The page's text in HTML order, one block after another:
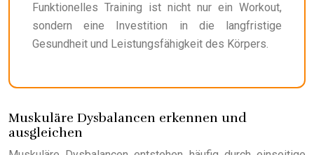
Funktionelles Training ist nicht nur ein Workout,
sondern eine Investition in die langfristige
Gesundheit und Leistungsfähigkeit des Körpers.
Muskuläre Dysbalancen erkennen und
ausgleichen